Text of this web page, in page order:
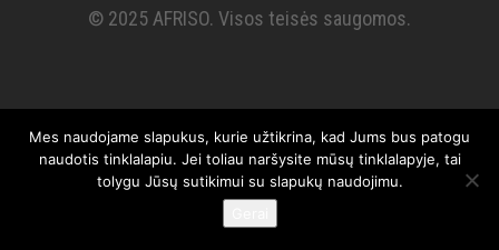
© 2025 AFRISO. Visos teisės saugomos.
Mes naudojame slapukus, kurie užtikrina, kad Jums bus patogu
naudotis tinklalapiu. Jei toliau naršysite mūsų tinklalapyje, tai
tolygu Jūsų sutikimui su slapukų naudojimu.